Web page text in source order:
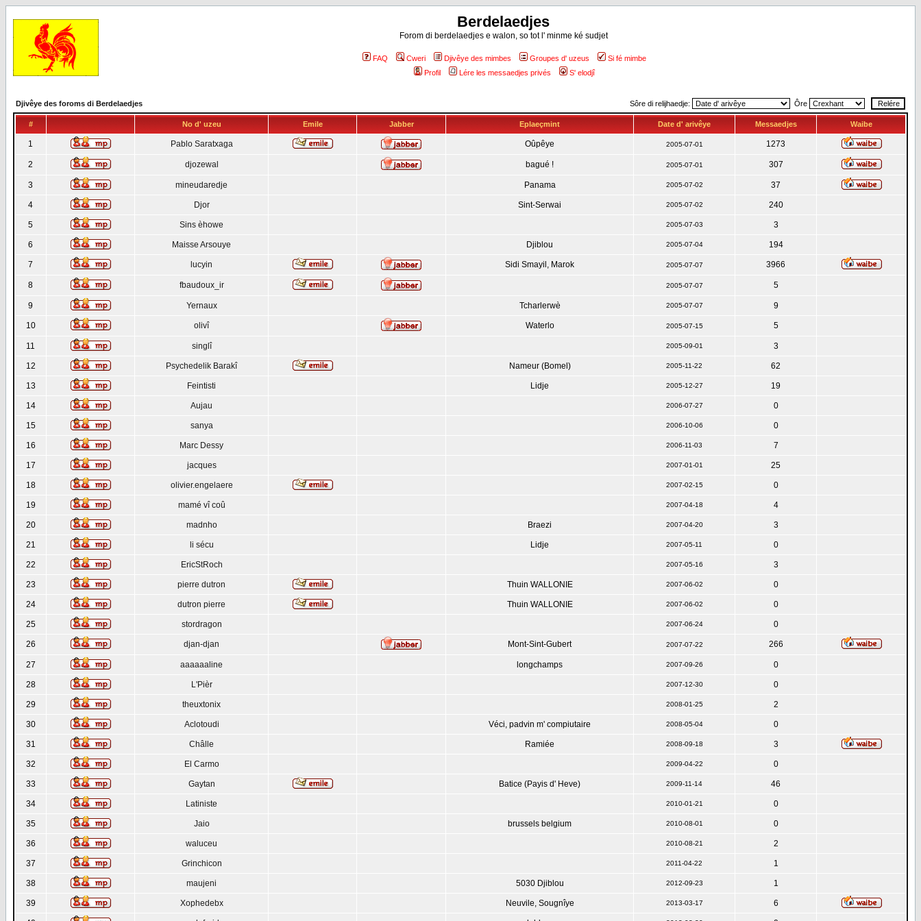
Berdelaedjes
Forom di berdelaedjes e walon, so tot l' minme ké sudjet
FAQ Cweri Djivêye des mimbes Groupes d' uzeus
Si fé mimbe
Profil
Lére les messaedjes privés S' elodjî
Djivêye des foroms di Berdelaedjes Sôre di relijhaedje: Ôre
# No d' uzeu Emile Jabber Eplaeçmint Date d' arivêye Messaedjes Waibe
1 Pablo Saratxaga Oûpêye 2005-07-01 1273
2 djozewal bagué ! 2005-07-01 307
3 mineudaredje Panama 2005-07-02 37
4 Djor Sint-Serwai 2005-07-02 240
5 Sins èhowe 2005-07-03 3
6 Maisse Arsouye Djiblou 2005-07-04 194
7 lucyin Sidi Smayil, Marok 2005-07-07 3966
8 fbaudoux_ir 2005-07-07 5
9 Yernaux Tcharlerwè 2005-07-07 9
10 olivî Waterlo 2005-07-15 5
11 singlî 2005-09-01 3
12 Psychedelik Barakî Nameur (Bomel) 2005-11-22 62
13 Feintisti Lidje 2005-12-27 19
14 Aujau 2006-07-27 0
15 sanya 2006-10-06 0
16 Marc Dessy 2006-11-03 7
17 jacques 2007-01-01 25
18 olivier.engelaere 2007-02-15 0
19 mamé vî coû 2007-04-18 4
20 madnho Braezi 2007-04-20 3
21 li sécu Lidje 2007-05-11 0
22 EricStRoch 2007-05-16 3
23 pierre dutron Thuin WALLONIE 2007-06-02 0
24 dutron pierre Thuin WALLONIE 2007-06-02 0
25 stordragon 2007-06-24 0
26 djan-djan Mont-Sint-Gubert 2007-07-22 266
27 aaaaaaline longchamps 2007-09-26 0
28 L'Pièr 2007-12-30 0
29 theuxtonix 2008-01-25 2
30 Aclotoudi Véci, padvin m' compiutaire 2008-05-04 0
31 Châlle Ramiée 2008-09-18 3
32 El Carmo 2009-04-22 0
33 Gaytan Batice (Payis d' Heve) 2009-11-14 46
34 Latiniste 2010-01-21 0
35 Jaio brussels belgium 2010-08-01 0
36 waluceu 2010-08-21 2
37 Grinchicon 2011-04-22 1
38 maujeni 5030 Djiblou 2012-09-23 1
39 Xophedebx Neuvile, Sougnîye 2013-03-17 6